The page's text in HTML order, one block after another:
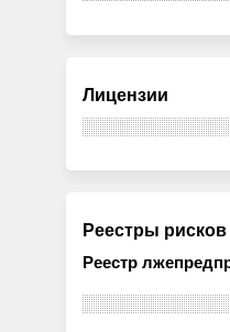
Лицензии
Реестры рисков
Реестр